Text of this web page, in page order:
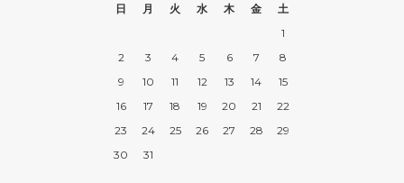
日
月 火 水 木 金
土
1
2
3 4 5 6 7
8
9
10 11 12 13 14
15
16
17 18 19 20 21
22
23
24 25 26 27 28
29
30
31